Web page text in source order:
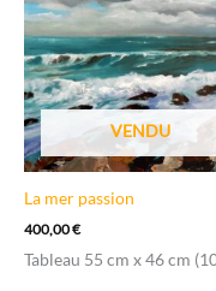
VENDU
La mer passion
400,00€
Tableau 55 cm x 46 cm